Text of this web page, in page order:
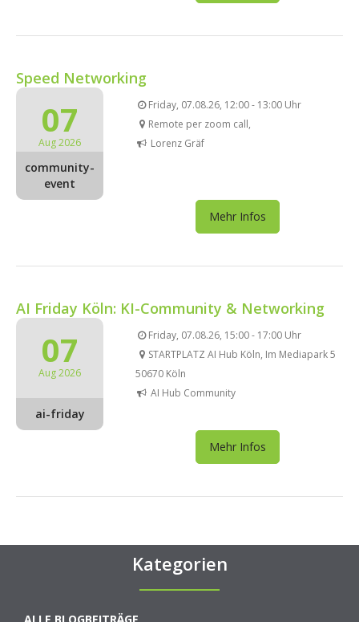
Speed Networking
07
Aug 2026
community-
event
Friday, 07.08.26, 12:00 - 13:00 Uhr
Remote per zoom call,
Lorenz Gräf
Mehr Infos
AI Friday Köln: KI-Community & Networking
07
Aug 2026
ai-friday
Friday, 07.08.26, 15:00 - 17:00 Uhr
STARTPLATZ AI Hub Köln, Im Mediapark 5
50670 Köln
AI Hub Community
Mehr Infos
Kategorien